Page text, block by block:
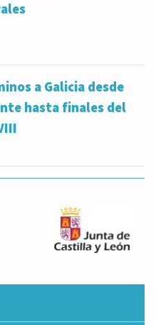
a Galicia desde
hasta finales del